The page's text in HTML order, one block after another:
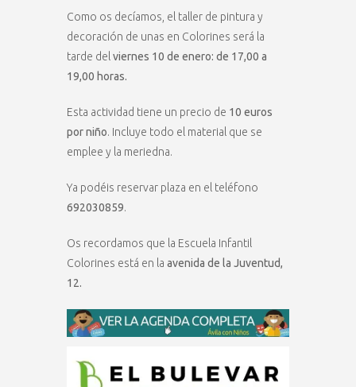
Como os decíamos, el taller de pintura y
decoración de unas en Colorines será la
tarde delviernes 10 de enero: de 17,00 a
19,00 horas.
Esta actividad tiene un precio de 10 euros
por niño. Incluye todo el material que se
emplee y la meriedna.
Ya podéis reservar plaza en el teléfono
692030859.
Os recordamos que la Escuela Infantil
Colorines está en la avenida de la Juventud,
12.